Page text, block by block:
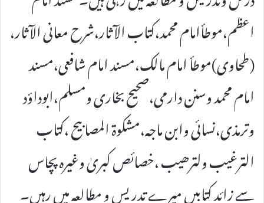
اعظم،موطأامام محمد،کتاب الآثار،شرح معانی الآثار،
(طحاوی)موطأ امام مالک،مسند امام شافعی،مسند
امام محمد وسنن دارمی،صحیح بخاری ومسلم،ابوداؤد
وترمذی،نسائی وابن ماجہ،مشکوۃ المصابیح ،کتاب
الترغیب ولترھیب ،خصائص کبریٰ وغیرہ پچاس
سے زائد کتابیں میرے تدریس و مطالعہ میں رہیں۔